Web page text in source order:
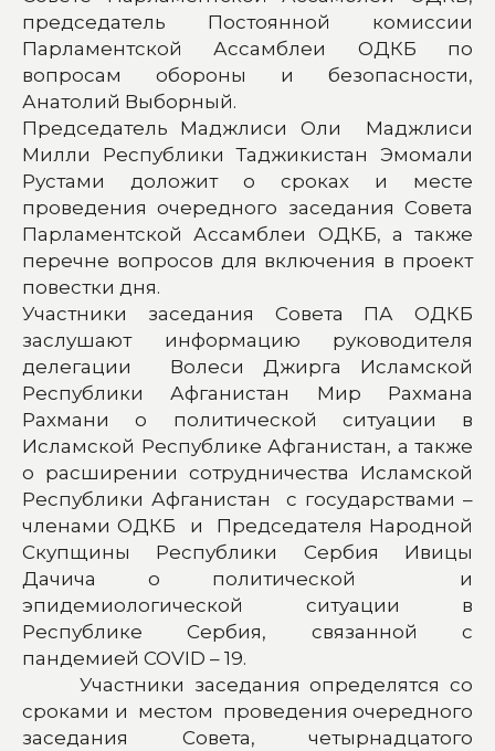
председатель Постоянной комиссии
Парламентской Ассамблеи ОДКБ по
вопросам обороны и безопасности,
Анатолий Выборный.
Председатель Маджлиси Оли Маджлиси
Милли Республики Таджикистан Эмомали
Рустами доложит о сроках и месте
проведения очередного заседания Совета
Парламентской Ассамблеи ОДКБ, а также
перечне вопросов для включения в проект
повестки дня.
Участники заседания Совета ПА ОДКБ
заслушают информацию руководителя
делегации Волеси Джирга Исламской
Республики Афганистан Мир Рахмана
Рахмани о политической ситуации в
Исламской Республике Афганистан, а также
о расширении сотрудничества Исламской
Республики Афганистан с государствами –
членами ОДКБ и Председателя Народной
Скупщины Республики Сербия Ивицы
Дачича о политической и
эпидемиологической ситуации в
Республике Сербия, связанной с
пандемией COVID – 19.
Участники заседания определятся со
сроками и местом проведения очередного
заседания Совета, четырнадцатого